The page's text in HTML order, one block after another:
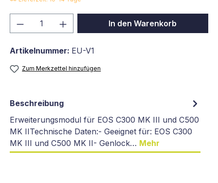
Produkt Anzahl: Gib denIn den Warenkorb
Artikelnummer: EU-V1
Zum Merkzettel hinzufügen
Beschreibung
Erweiterungsmodul für EOS C300 MK III und C500
MK IITechnische Daten:- Geeignet für: EOS C300
MK III und C500 MK II- Genlock… Mehr